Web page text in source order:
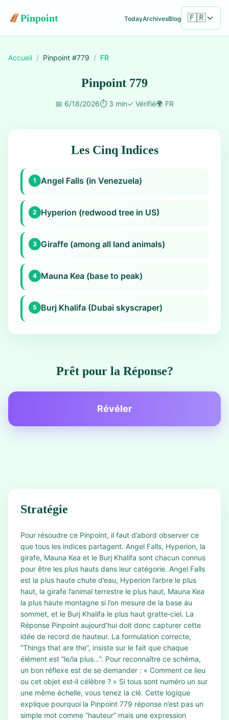
Pinpoint TodayArchivesBlog 🇫🇷
Accueil / Pinpoint #779 / FR
Pinpoint 779
📅 6/18/2026⏱️ 3 min✓ Vérifié🌍 FR
Les Cinq Indices
1 Angel Falls (in Venezuela)
2 Hyperion (redwood tree in US)
3 Giraffe (among all land animals)
4 Mauna Kea (base to peak)
5 Burj Khalifa (Dubai skyscraper)
Prêt pour la Réponse?
Révéler
Stratégie
Pour résoudre ce Pinpoint, il faut d’abord observer ce
que tous les indices partagent. Angel Falls, Hyperion, la
girafe, Mauna Kea et le Burj Khalifa sont chacun connus
pour être les plus hauts dans leur catégorie. Angel Falls
est la plus haute chute d’eau, Hyperion l’arbre le plus
haut, la girafe l’animal terrestre le plus haut, Mauna Kea
la plus haute montagne si l’on mesure de la base au
sommet, et le Burj Khalifa le plus haut gratte‑ciel. La
Réponse Pinpoint aujourd’hui doit donc capturer cette
idée de record de hauteur. La formulation correcte,
“Things that are the”, insiste sur le fait que chaque
élément est “le/la plus…”. Pour reconnaître ce schéma,
un bon réflexe est de se demander : « Comment ce lieu
ou cet objet est‑il célèbre ? » Si tous sont numéro un sur
une même échelle, vous tenez la clé. Cette logique
explique pourquoi la Pinpoint 779 réponse n’est pas un
simple mot comme “hauteur” mais une expression